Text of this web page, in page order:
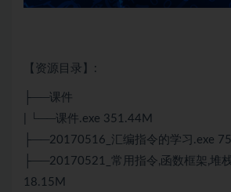
【资源目录】:
├──课件
| └──课件.exe 351.44M
├──20170516_汇编指令的学习.exe
├──20170521_常用指令,函数框架,堆
18.15M